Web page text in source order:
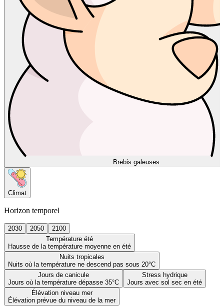
Brebis galeuses
Climat
Horizon temporel
2030 2050
2100
Température été
Hausse de la température moyenne en été
Nuits tropicales
Nuits où la température ne descend pas sous 20°C
Jours de canicule
Jours où la température dépasse 35°C
Stress hydrique
Jours avec sol sec en été
Élévation niveau mer
Élévation prévue du niveau de la mer